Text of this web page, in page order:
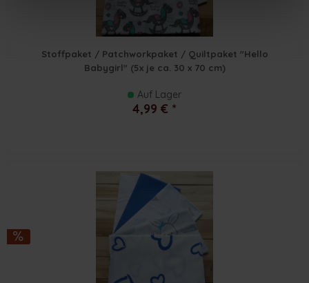
Stoffpaket / Patchworkpaket / Quiltpaket "Hello
Babygirl" (5x je ca. 30 x 70 cm)
Auf Lager
4,99 € *